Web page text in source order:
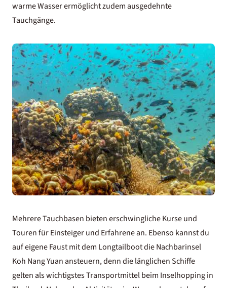
warme Wasser ermöglicht zudem ausgedehnte
Tauchgänge.
Mehrere Tauchbasen bieten erschwingliche Kurse und
Touren für Einsteiger und Erfahrene an. Ebenso kannst du
auf eigene Faust mit dem Longtailboot die Nachbarinsel
Koh Nang Yuan ansteuern, denn die länglichen Schiffe
gelten als wichtigstes Transportmittel beim Inselhopping in